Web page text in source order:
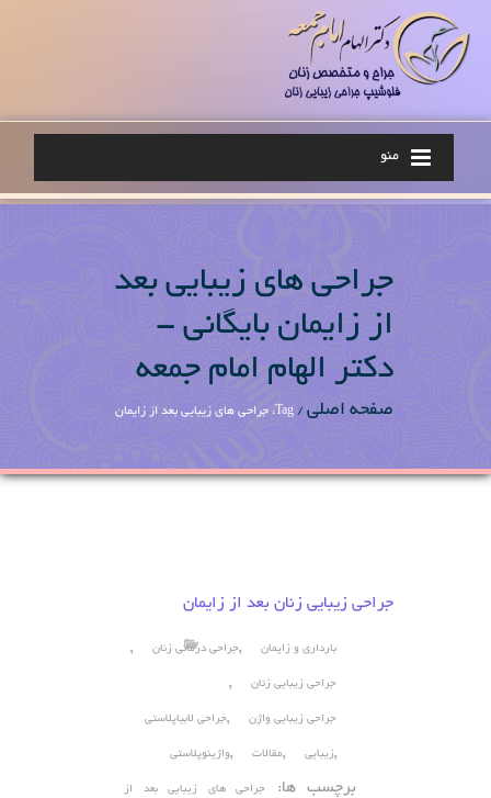
منو
جراحی های زیبایی بعد
از زایمان بایگانی -
دکتر الهام امام جمعه
صفحه اصلی / Tag: جراحی های زیبایی بعد از زایمان
جراحی زیبایی زنان بعد از زایمان
بارداری و زایمان ,جراحی درمانی زنان ,
جراحی زیبایی زنان ,
جراحی زیبایی واژن ,جراحی لابیاپلاستی
,زیبایی ,مقالات ,واژینوپلاستی
برچسب ها: جراحی های زیبایی بعد از